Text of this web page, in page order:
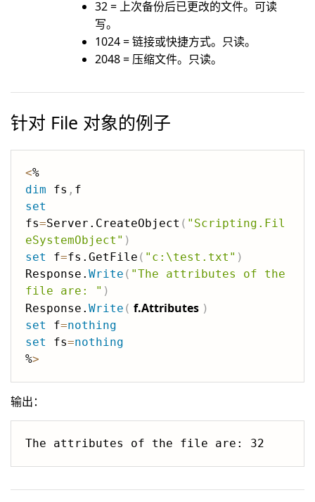
32 = 上次备份后已更改的文件。可读
写。
1024 = 链接或快捷方式。只读。
2048 = 压缩文件。只读。
针对 File 对象的例子
<
dim fs ,
set
fs=Server.CreateObject ( "Scripting.Fil
eSystemObject" )
set
f=fs.GetFile ( "c:\test.txt" )
Response. Write ( "The attributes of the
file are: " )
Response. Write ( f.Attributes )
set
f=nothing
set
fs=nothing
%>
输出：